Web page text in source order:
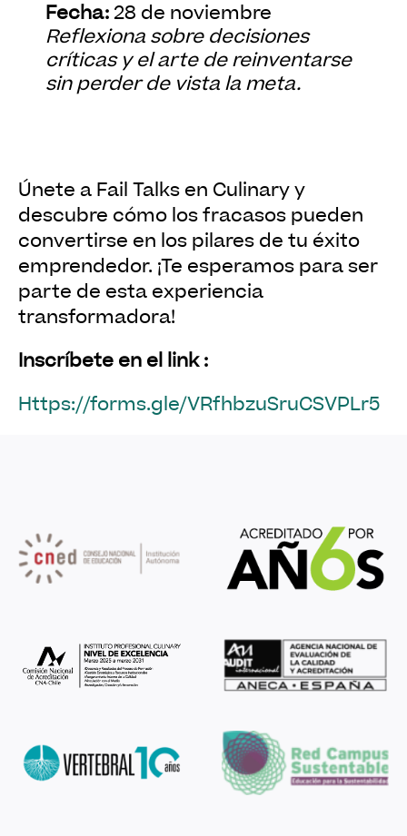
Fecha: 28 de noviembre
Reflexiona sobre decisiones
críticas y el arte de reinventarse
sin perder de vista la meta.
Únete a Fail Talks en Culinary y
descubre cómo los fracasos pueden
convertirse en los pilares de tu éxito
emprendedor. ¡Te esperamos para ser
parte de esta experiencia
transformadora!
Inscríbete en el link :
https://forms.gle/VRfhbzuSruCSVPLr5